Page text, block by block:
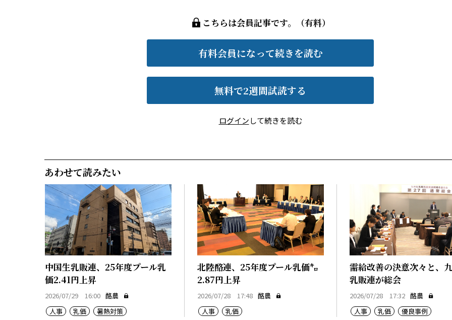
こちらは会員記事です。（有料）
有料会員になって続きを読む
無料で2週間試読する
ログインして続きを読む
あわせて読みたい
中国生乳販連、25年度プール乳
価2.41円上昇
2026/07/29 16:00 酪農
人事
乳価 暑熱対策
北陸酪連、25年度プール乳価㌔
2.87円上昇
2026/07/28 17:48 酪農
人事
乳価
需給改善の決意次々と、
乳販連が総会
2026/07/28 17:32 酪農
人事
乳価 優良事例